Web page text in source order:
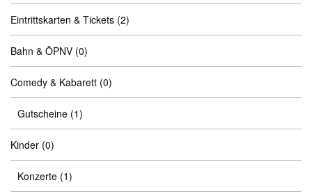
Eintrittskarten & Tickets (2)
Bahn & ÖPNV (0)
Comedy & Kabarett (0)
Gutscheine (1)
Kinder (0)
Konzerte (1)